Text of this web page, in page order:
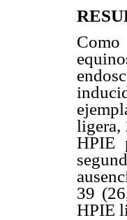
Como
ligera,
HPIE
39
HPIE